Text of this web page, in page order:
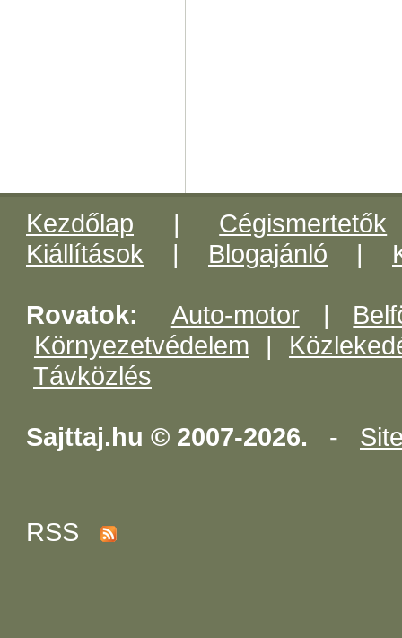
Kezdőlap | Cégismertetők
Kiállítások | Blogajánló |
Rovatok: Auto-motor|
Környezetvédelem |
Távközlés
Sajttaj.hu © 2007-2026. -
RSS